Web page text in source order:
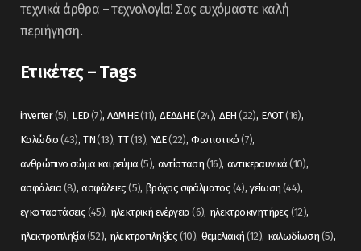
τεχνικά άρθρα – τεχνολογία! Σας ευχόμαστε καλή
περιήγηση.
Ετικέτες – Tags
inverter(5) LED (7) ΑΔΜΗΕ(11) ΔΕΔΔΗΕ(24) ΔΕΗ (22) ΕΛΟΤ(16)
Καλώδιο (43) ΤΝ(13) ΤΤ(13) ΥΔΕ(22) Φωτιστικό (7)
ανθρώπινο σώμα και ρεύμα (5) αντίσταση (16) αντικεραυνικά (10)
ασφάλεια (8) ασφάλειες (5) βρόχος σφάλματος (4) γείωση (44)
εγκαταστάσεις (45) ηλεκτρική ενέργεια (6) ηλεκτροκινητήρες (12)
ηλεκτροπληξία (52) ηλεκτροπληξίες (10) θεμελιακή (12) καλωδίωση (5)